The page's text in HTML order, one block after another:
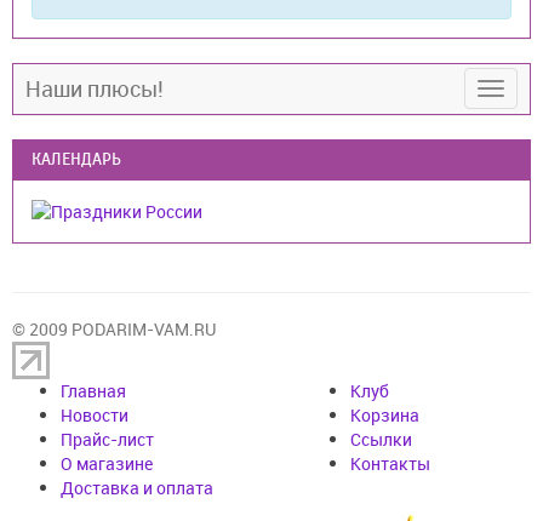
Наши плюсы!
КАЛЕНДАРЬ
© 2009 PODARIM-VAM.RU
Главная
Новости
Прайс-лист
О магазине
Доставка и оплата
Клуб
Корзина
Cсылки
Контакты